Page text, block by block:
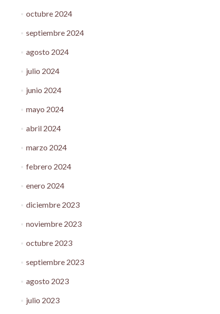
octubre 2024
septiembre 2024
agosto 2024
julio 2024
junio 2024
mayo 2024
abril 2024
marzo 2024
febrero 2024
enero 2024
diciembre 2023
noviembre 2023
octubre 2023
septiembre 2023
agosto 2023
julio 2023